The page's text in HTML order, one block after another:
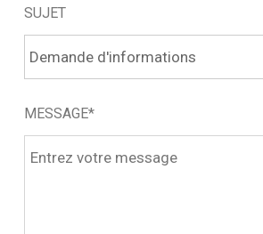
SUJET
MESSAGE*